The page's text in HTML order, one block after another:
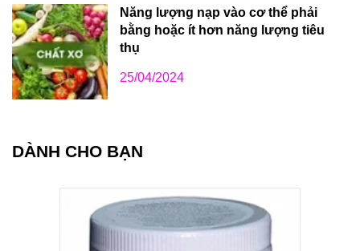
Năng lượng nạp vào cơ thể phải
bằng hoặc ít hơn năng lượng tiêu
thụ
25/04/2024
DÀNH CHO BẠN